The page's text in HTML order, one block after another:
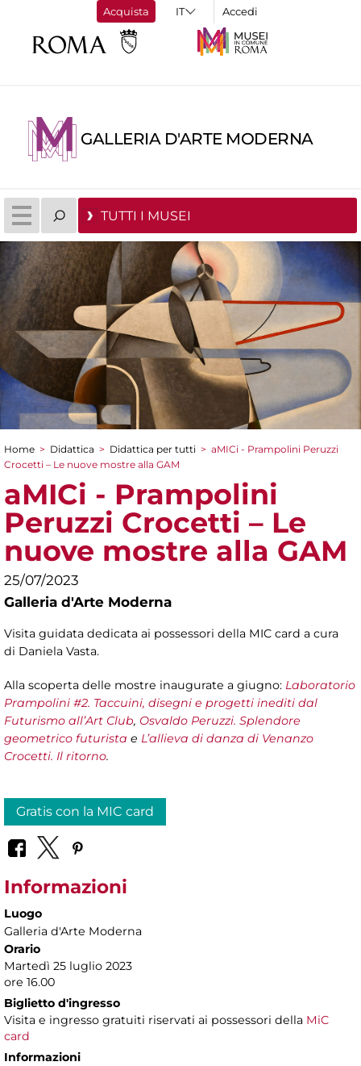
Acquista Accedi
GALLERIA D'ARTE MODERNA
TUTTI I MUSEI
Tu sei qui
Home > Didattica > Didattica per tutti > aMICi - Prampolini Peruzzi
Crocetti – Le nuove mostre alla GAM
aMICi - Prampolini
Peruzzi Crocetti – Le
nuove mostre alla GAM
25/07/2023
Galleria d'Arte Moderna
Visita guidata dedicata ai possessori della MIC card a cura
di Daniela Vasta.
Alla scoperta delle mostre inaugurate a giugno: Laboratorio
Prampolini #2. Taccuini, disegni e progetti inediti dal
Futurismo all’Art Club, Osvaldo Peruzzi. Splendore
geometrico futurista e L’allieva di danza di Venanzo
Crocetti. Il ritorno.
Gratis con la MIC card
Informazioni
Luogo
Galleria d'Arte Moderna
Orario
Martedì 25 luglio 2023
ore 16.00
Biglietto d'ingresso
Visita e ingresso gratuiti riservati ai possessori della MiC
card
Informazioni